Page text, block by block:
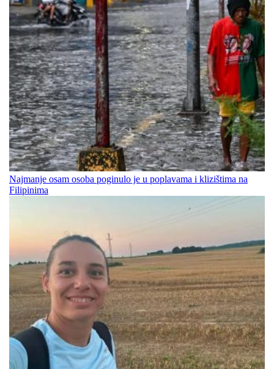
Najmanje osam osoba poginulo je u poplavama i klizištima na
Filipinima